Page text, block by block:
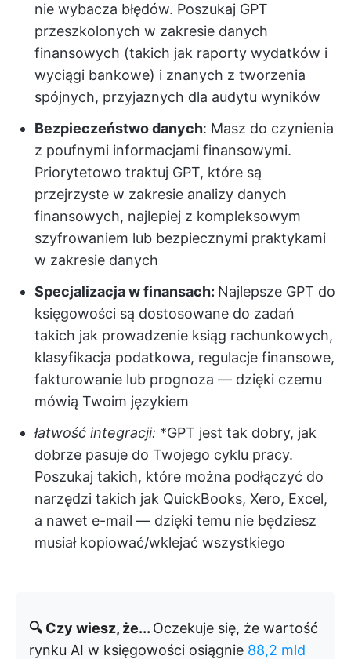
nie wybacza błędów. Poszukaj GPT
przeszkolonych w zakresie danych
finansowych (takich jak raporty wydatków i
wyciągi bankowe) i znanych z tworzenia
spójnych, przyjaznych dla audytu wyników
Bezpieczeństwo danych: Masz do czynienia
z poufnymi informacjami finansowymi.
Priorytetowo traktuj GPT, które są
przejrzyste w zakresie analizy danych
finansowych, najlepiej z kompleksowym
szyfrowaniem lub bezpiecznymi praktykami
w zakresie danych
Specjalizacja w finansach: Najlepsze GPT do
księgowości są dostosowane do zadań
takich jak prowadzenie ksiąg rachunkowych,
klasyfikacja podatkowa, regulacje finansowe,
fakturowanie lub prognoza — dzięki czemu
mówią Twoim językiem
łatwość integracji: *GPT jest tak dobry, jak
dobrze pasuje do Twojego cyklu pracy.
Poszukaj takich, które można podłączyć do
narzędzi takich jak QuickBooks, Xero, Excel,
a nawet e-mail — dzięki temu nie będziesz
musiał kopiować/wklejać wszystkiego
🔍 Czy wiesz, że... Oczekuje się, że wartość
rynku AI w księgowości osiągnie 88,2 mld